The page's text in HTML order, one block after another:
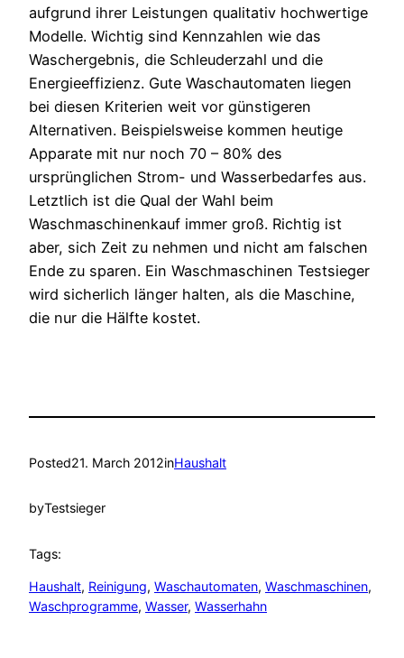
aufgrund ihrer Leistungen qualitativ hochwertige
Modelle. Wichtig sind Kennzahlen wie das
Waschergebnis, die Schleuderzahl und die
Energieeffizienz. Gute Waschautomaten liegen
bei diesen Kriterien weit vor günstigeren
Alternativen. Beispielsweise kommen heutige
Apparate mit nur noch 70 – 80% des
ursprünglichen Strom- und Wasserbedarfes aus.
Letztlich ist die Qual der Wahl beim
Waschmaschinenkauf immer groß. Richtig ist
aber, sich Zeit zu nehmen und nicht am falschen
Ende zu sparen. Ein Waschmaschinen Testsieger
wird sicherlich länger halten, als die Maschine,
die nur die Hälfte kostet.
Posted21. March 2012inHaushalt
byTestsieger
Tags:
Haushalt, Reinigung, Waschautomaten, Waschmaschinen
Waschprogramme, Wasser, Wasserhahn